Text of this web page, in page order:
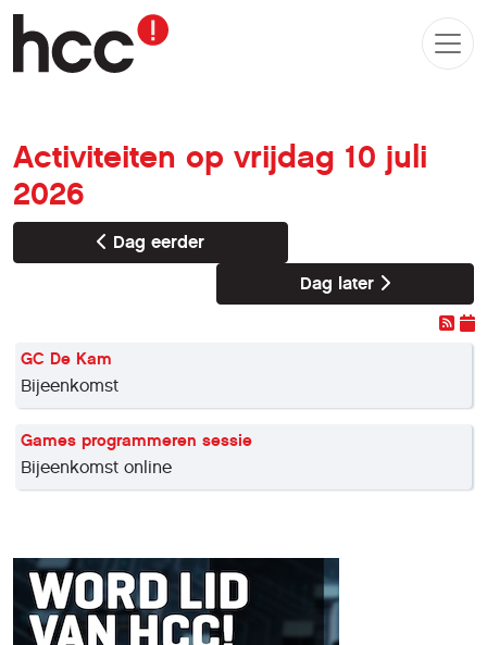
Activiteiten op vrijdag 10 juli
2026
Dag eerder
Dag later
GC De Kam
Bijeenkomst
Games programmeren sessie
Bijeenkomst online